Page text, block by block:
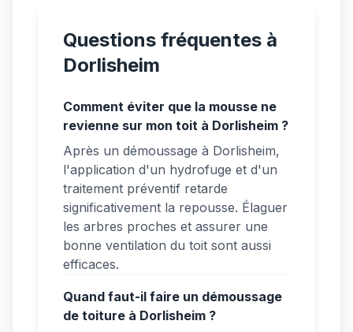
Questions fréquentes à
Dorlisheim
Comment éviter que la mousse ne
revienne sur mon toit à Dorlisheim ?
Après un démoussage à Dorlisheim,
l'application d'un hydrofuge et d'un
traitement préventif retarde
significativement la repousse. Élaguer
les arbres proches et assurer une
bonne ventilation du toit sont aussi
efficaces.
Quand faut-il faire un démoussage
de toiture à Dorlisheim ?